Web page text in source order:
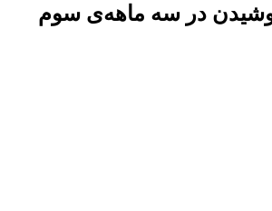
در سه ماهه‌ی سوم